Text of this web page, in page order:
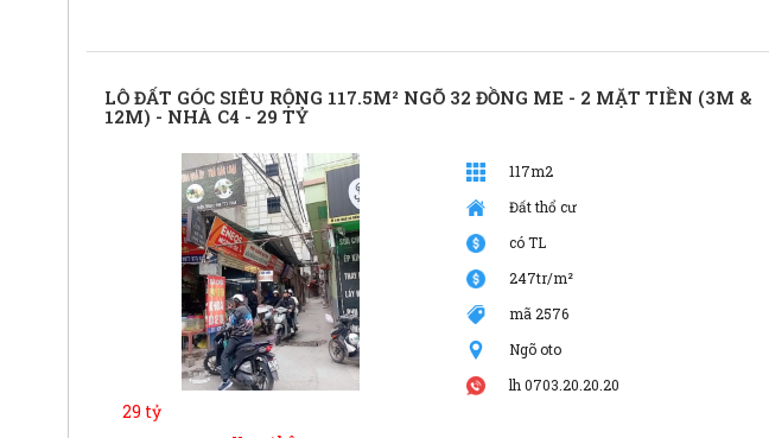
LÔ ĐẤT GÓC SIÊU RỘNG 117.5M² NGÕ 32 ĐỒNG ME - 2 MẶT TIỀN (3M &
12M) - NHÀ C4 - 29 TỶ
29 tỷ
117m2
Đất thổ cư
có TL
247tr/m²
mã 2576
Ngõ oto
lh 0703.20.20.20